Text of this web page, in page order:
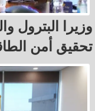
وزيرا البترول
تحقيق أمن